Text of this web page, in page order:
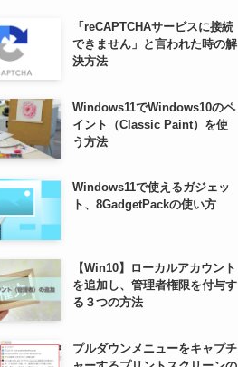
「reCAPTCHAサービスに接続
できません」と言われた時の解
決方法
Windows11でWindows10のペ
イント（Classic Paint）を使
う方法
Windows11で使えるガジェッ
ト、8GadgetPackの使い方
【Win10】ローカルアカウント
を追加し、管理者権限を付与す
る３つの方法
プルダウンメニューをキャプチ